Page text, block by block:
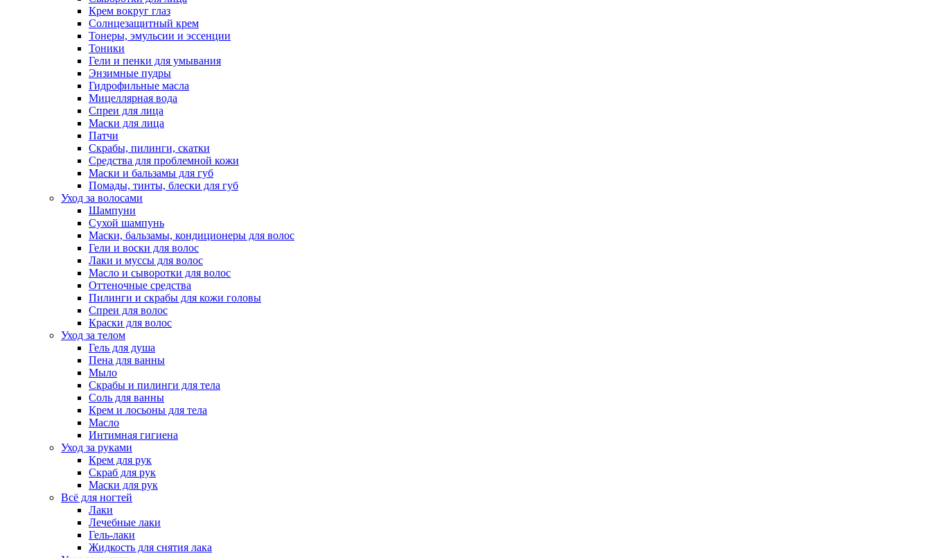
Крем вокруг глаз
Солнцезащитный крем
Тонеры, эмульсии и эссенции
Тоники
Гели и пенки для умывания
Энзимные пудры
Гидрофильные масла
Мицеллярная вода
Спреи для лица
Маски для лица
Патчи
Скрабы, пилинги, скатки
Средства для проблемной кожи
Маски и бальзамы для губ
Помады, тинты, блески для губ
Уход за волосами
Шампуни
Сухой шампунь
Маски, бальзамы, кондиционеры для волос
Гели и воски для волос
Лаки и муссы для волос
Масло и сыворотки для волос
Оттеночные средства
Пилинги и скрабы для кожи головы
Спреи для волос
Краски для волос
Уход за телом
Гель для душа
Пена для ванны
Мыло
Скрабы и пилинги для тела
Соль для ванны
Крем и лосьоны для тела
Масло
Интимная гигиена
Уход за руками
Крем для рук
Скраб для рук
Маски для рук
Всё для ногтей
Лаки
Лечебные лаки
Гель-лаки
Жидкость для снятия лака